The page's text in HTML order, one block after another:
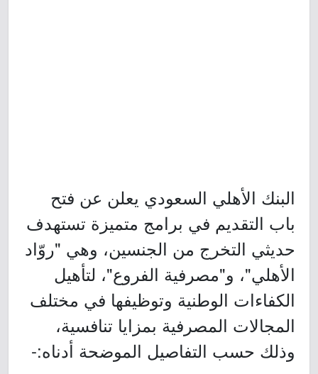
البنك الأهلي السعودي يعلن عن فتح
باب التقديم في برامج متميزة تستهدف
حديثي التخرج من الجنسين، وهي "روّاد
الأهلي"، و"مصرفية الفروع"، لتأهيل
الكفاءات الوطنية وتوظيفها في مختلف
المجالات المصرفية بمزايا تنافسية،
وذلك حسب التفاصيل الموضحة أدناه:-